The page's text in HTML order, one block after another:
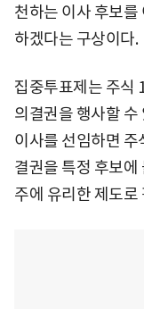
천하는 이사 후보를
하겠다는 구상이다.
집중투표제는 주식
의결권을 행사할 수
이사를 선임하면 주
결권을 특정 후보
주에 유리한 제도로